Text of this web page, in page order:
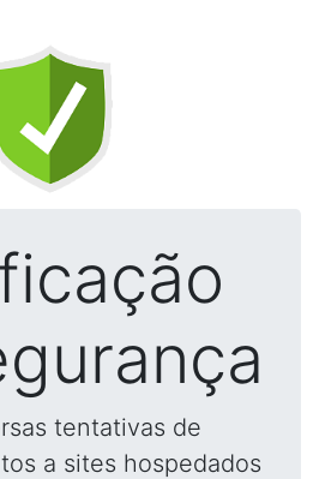
tentativas de
a sites hospedados